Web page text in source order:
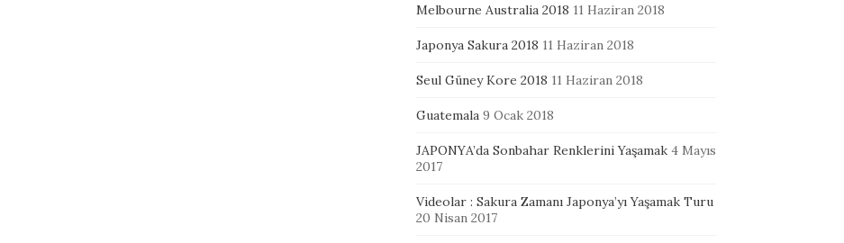
Melbourne Australia 2018 11 Haziran 2018
Japonya Sakura 2018 11 Haziran 2018
Seul Güney Kore 2018 11 Haziran 2018
Guatemala 9 Ocak 2018
JAPONYA’da Sonbahar Renklerini Yaşamak 4 Mayıs
2017
Videolar : Sakura Zamanı Japonya’yı Yaşamak Turu
20 Nisan 2017